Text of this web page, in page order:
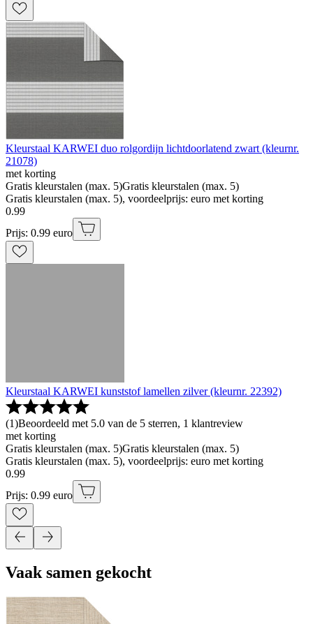
Kleurstaal KARWEI duo rolgordijn lichtdoorlatend zwart (kleurnr.
21078)
met korting
Gratis kleurstalen (max. 5)Gratis kleurstalen (max. 5)
Gratis kleurstalen (max. 5), voordeelprijs: euro met korting
0.99
Prijs: 0.99 euro
Kleurstaal KARWEI kunststof lamellen zilver (kleurnr. 22392)
(1)Beoordeeld met 5.0 van de 5 sterren, 1 klantreview
met korting
Gratis kleurstalen (max. 5)Gratis kleurstalen (max. 5)
Gratis kleurstalen (max. 5), voordeelprijs: euro met korting
0.99
Prijs: 0.99 euro
Vaak samen gekocht